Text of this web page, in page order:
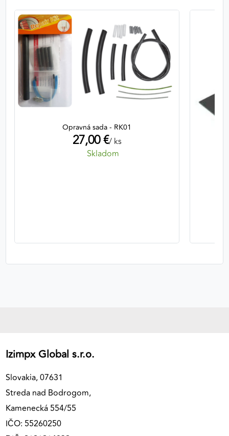
Opravná sada - RK01
27,00 €/ ks
Skladom
Izimpx Global s.r.o.
Slovakia, 07631
Streda nad Bodrogom,
Kamenecká 554/55
IČO: 55260250